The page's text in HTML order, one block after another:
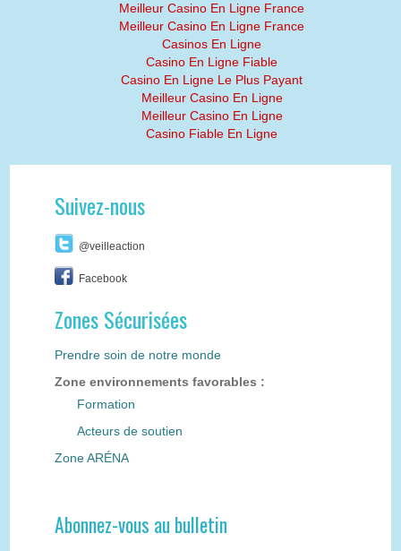
Meilleur Casino En Ligne France
Meilleur Casino En Ligne France
Casinos En Ligne
Casino En Ligne Fiable
Casino En Ligne Le Plus Payant
Meilleur Casino En Ligne
Meilleur Casino En Ligne
Casino Fiable En Ligne
Suivez-nous
@veilleaction
Facebook
Zones Sécurisées
Prendre soin de notre monde
Zone environnements favorables :
Formation
Acteurs de soutien
Zone ARÉNA
Abonnez-vous au bulletin